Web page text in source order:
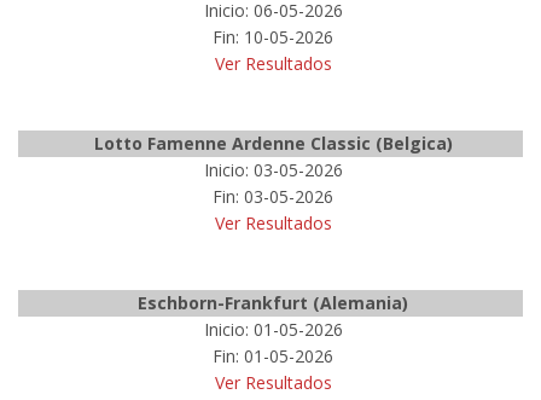
Inicio: 06-05-2026
Fin: 10-05-2026
Ver Resultados
Lotto Famenne Ardenne Classic (Belgica)
Inicio: 03-05-2026
Fin: 03-05-2026
Ver Resultados
Eschborn-Frankfurt (Alemania)
Inicio: 01-05-2026
Fin: 01-05-2026
Ver Resultados